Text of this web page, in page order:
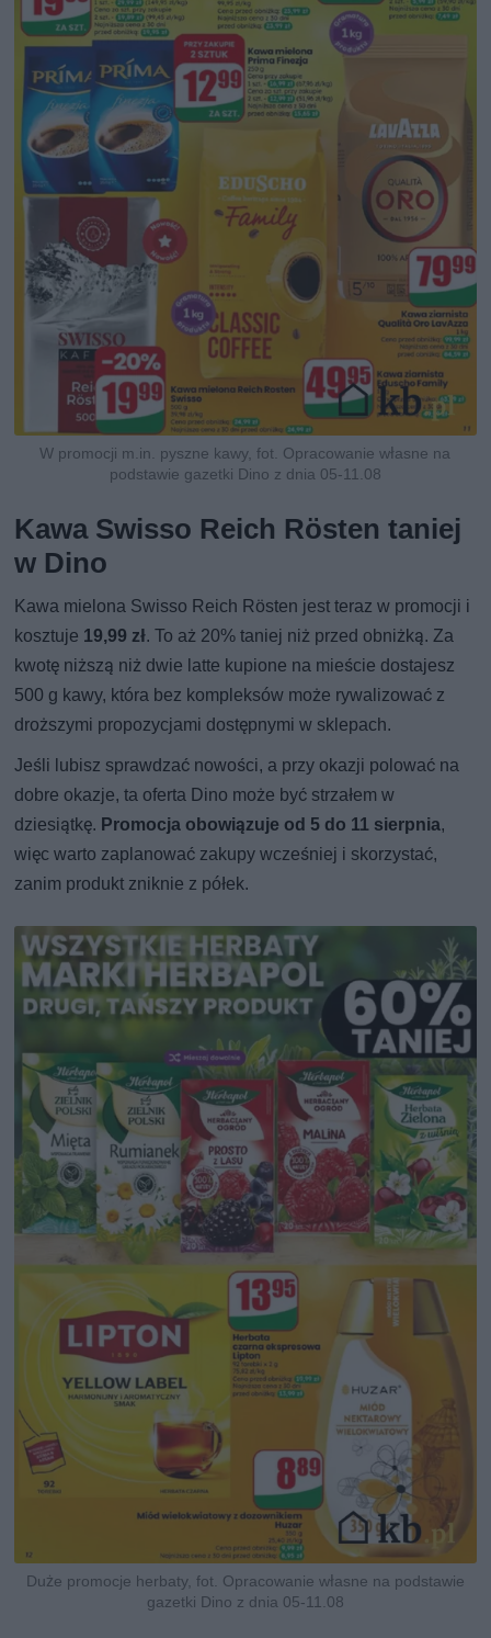
W promocji m.in. pyszne kawy, fot. Opracowanie własne na
podstawie gazetki Dino z dnia 05-11.08
Kawa Swisso Reich Rösten taniej
w Dino
Kawa mielona Swisso Reich Rösten jest teraz w promocji i
kosztuje 19,99 zł. To aż 20% taniej niż przed obniżką. Za
kwotę niższą niż dwie latte kupione na mieście dostajesz
500 g kawy, która bez kompleksów może rywalizować z
droższymi propozycjami dostępnymi w sklepach.
Jeśli lubisz sprawdzać nowości, a przy okazji polować na
dobre okazje, ta oferta Dino może być strzałem w
dziesiątkę. Promocja obowiązuje od 5 do 11 sierpnia,
więc warto zaplanować zakupy wcześniej i skorzystać,
zanim produkt zniknie z półek.
Duże promocje herbaty, fot. Opracowanie własne na podstawie
gazetki Dino z dnia 05-11.08